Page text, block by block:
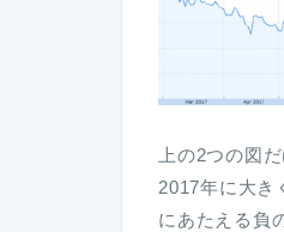
上の2つの図
2017年に大き
にあたえる負